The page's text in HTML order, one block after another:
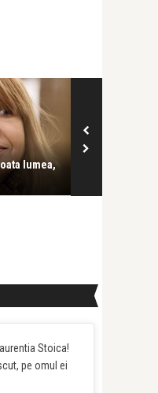
lumea,
Stoica!
pe omul ei